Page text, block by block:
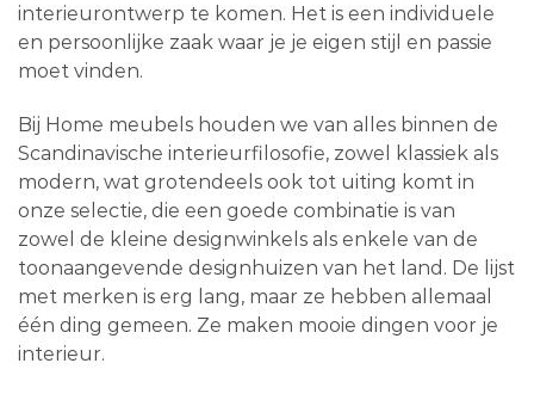
interieurontwerp te komen. Het is een individuele
en persoonlijke zaak waar je je eigen stijl en passie
moet vinden.
Bij Home meubels houden we van alles binnen de
Scandinavische interieurfilosofie, zowel klassiek als
modern, wat grotendeels ook tot uiting komt in
onze selectie, die een goede combinatie is van
zowel de kleine designwinkels als enkele van de
toonaangevende designhuizen van het land. De lijst
met merken is erg lang, maar ze hebben allemaal
één ding gemeen. Ze maken mooie dingen voor je
interieur.